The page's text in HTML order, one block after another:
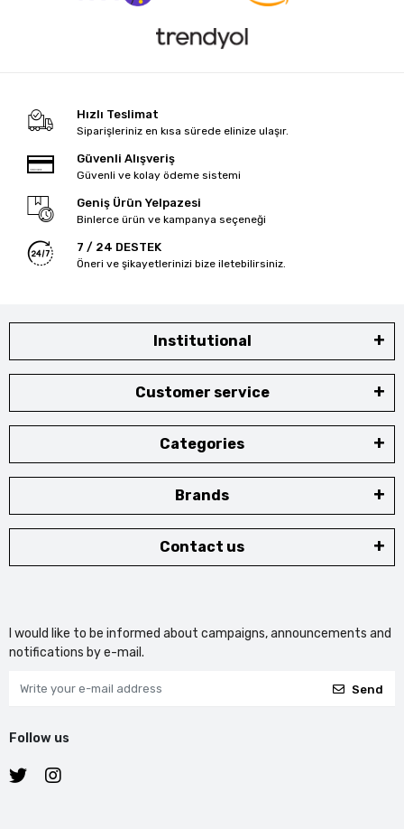
Hızlı Teslimat
Siparişleriniz en kısa sürede elinize ulaşır.
Güvenli Alışveriş
Güvenli ve kolay ödeme sistemi
Geniş Ürün Yelpazesi
Binlerce ürün ve kampanya seçeneği
7 / 24 DESTEK
Öneri ve şikayetlerinizi bize iletebilirsiniz.
Institutional
Customer service
Categories
Brands
Contact us
I would like to be informed about campaigns, announcements and
notifications by e-mail.
Send
Follow us